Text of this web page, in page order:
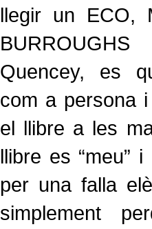
llegir un ECO,
Quencey, es
com a persona
el llibre a les
llibre es “meu”
per una falla
simplement